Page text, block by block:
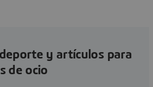
y artículos para
de ocio